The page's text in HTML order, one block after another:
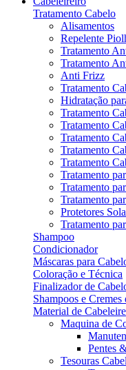
Tratamento Cabelo
Alisamentos
Repelente
Tratamento
Tratamento
Anti Frizz
Tratamento
Hidratação
Tratamento
Tratamento
Tratamento
Tratamento
Tratamento
Tratamento
Tratamento
Tratamento
Protetores
Tratamento
Shampoo
Condicionador
Máscaras para
Coloração e Técnica
Finalizador de
Shampoos e Cremes
Material de
Maquina de
Pentes
Tesouras